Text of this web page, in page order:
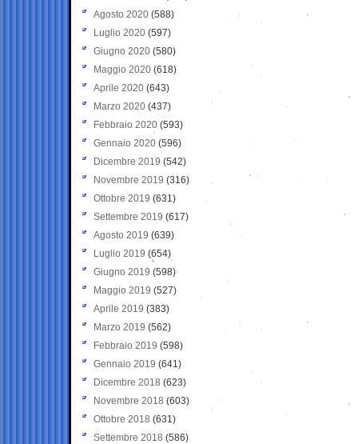
Agosto 2020 (588)
Luglio 2020 (597)
Giugno 2020 (580)
Maggio 2020 (618)
Aprile 2020 (643)
Marzo 2020 (437)
Febbraio 2020 (593)
Gennaio 2020 (596)
Dicembre 2019 (542)
Novembre 2019 (316)
Ottobre 2019 (631)
Settembre 2019 (617)
Agosto 2019 (639)
Luglio 2019 (654)
Giugno 2019 (598)
Maggio 2019 (527)
Aprile 2019 (383)
Marzo 2019 (562)
Febbraio 2019 (598)
Gennaio 2019 (641)
Dicembre 2018 (623)
Novembre 2018 (603)
Ottobre 2018 (631)
Settembre 2018 (586)